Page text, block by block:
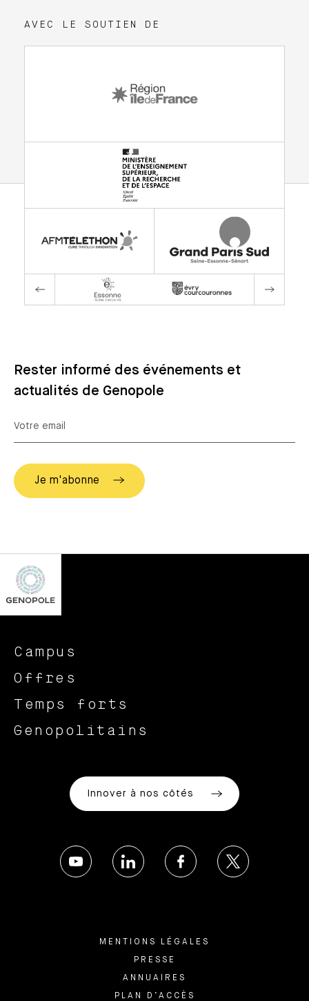
AVEC LE SOUTIEN DE
Rester informé des événements et
actualités de Genopole
Campus
Offres
Temps forts
Genopolitains
Innover à nos côtés
MENTIONS LÉGALES
PRESSE
ANNUAIRES
PLAN D’ACCÈS